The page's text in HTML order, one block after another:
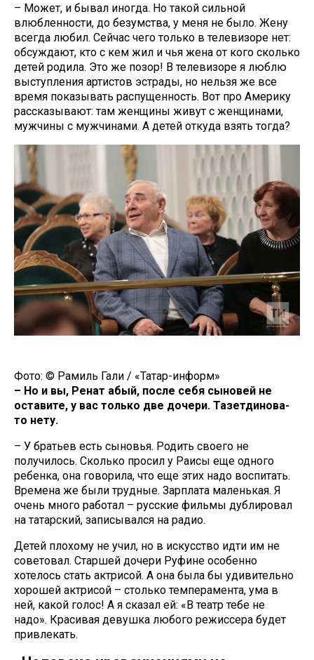
– Может, и бывал иногда. Но такой сильной
влюбленности, до безумства, у меня не было. Жену
всегда любил. Сейчас чего только в телевизоре нет:
обсуждают, кто с кем жил и чья жена от кого сколько
детей родила. Это же позор! В телевизоре я люблю
выступления артистов эстрады, но нельзя же все
время показывать распущенность. Вот про Америку
рассказывают: там женщины живут с женщинами,
мужчины с мужчинами. А детей откуда взять тогда?
Фото: © Рамиль Гали / «Татар-информ»
– Но и вы, Ренат абый, после себя сыновей не
оставите, у вас только две дочери. Тазетдинова-
то нету.
– У братьев есть сыновья. Родить своего не
получилось. Сколько просил у Раисы еще одного
ребенка, она говорила, что еще этих надо воспитать.
Времена же были трудные. Зарплата маленькая. Я
очень много работал – русские фильмы дублировал
на татарский, записывался на радио.
Детей плохому не учил, но в искусство идти им не
советовал. Старшей дочери Руфине особенно
хотелось стать актрисой. А она была бы удивительно
хорошей актрисой – столько темперамента, ума в
ней, какой голос! А я сказал ей: «В театр тебе не
надо». Красивая девушка любого режиссера будет
привлекать.